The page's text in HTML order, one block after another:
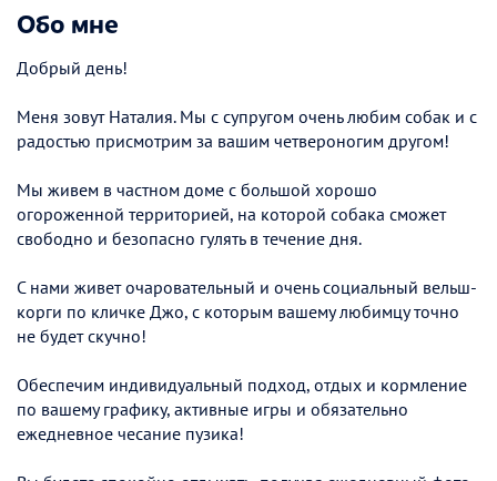
Обо мне
Добрый день!
Меня зовут Наталия. Мы с супругом очень любим собак и с
радостью присмотрим за вашим четвероногим другом!
Мы живем в частном доме с большой хорошо
огороженной территорией, на которой собака сможет
свободно и безопасно гулять в течение дня.
С нами живет очаровательный и очень социальный вельш-
корги по кличке Джо, с которым вашему любимцу точно
не будет скучно!
Обеспечим индивидуальный подход, отдых и кормление
по вашему графику, активные игры и обязательно
ежедневное чесание пузика!